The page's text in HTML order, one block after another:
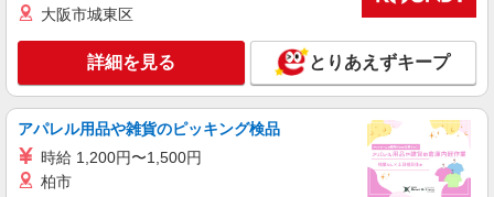
栃木県宇都宮市 【変更の範囲：会社の定める
場所】
キープ 詳細を見る
アルバイト パート 職業紹介
調剤薬局（栃木県宇都宮市）【アイデムエージェント薬剤師】
大阪市城東区
詳細を見る とりあえずキープ
アパレル用品や雑貨のピッキング検品
時給 1,200円〜1,500円
柏市